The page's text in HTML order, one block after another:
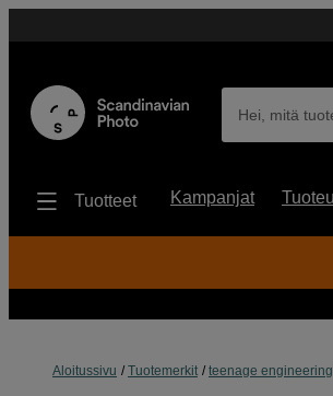
Hei, mitä
Tuotteet Kampanjat
Aloitussivu Tuotemerkit teenage engineering